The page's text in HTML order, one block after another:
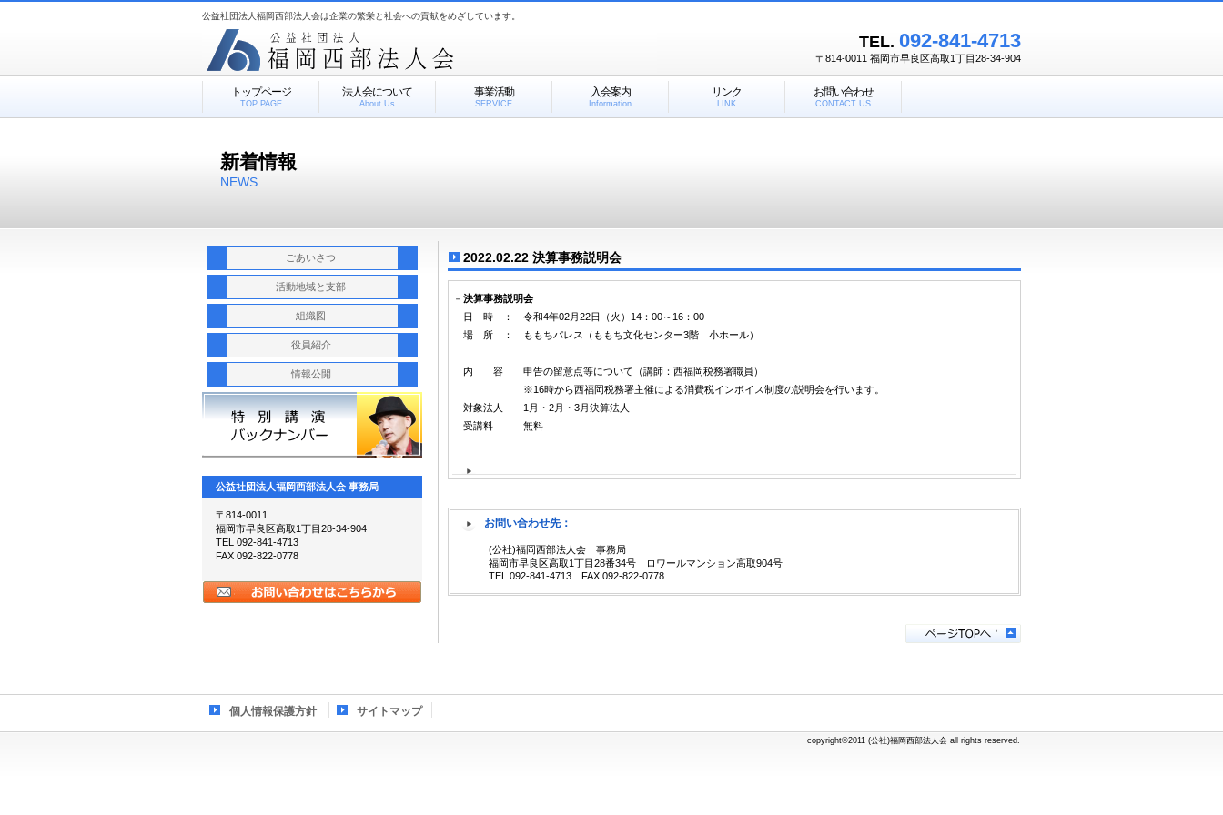
公益社団法人福岡西部法人会は企業の繁栄と社会への貢献をめざしています。
TEL. 092-841-4713
〒814-0011 福岡市早良区高取1丁目28-34-904
新着情報
NEWS
2022.02.22 決算事務説明会
－決算事務説明会
日 時 ： 令和4年02月22日（火）14：00～16：00
場 所 ： ももちパレス（ももち文化センター3階 小ホール）
内 容 申告の留意点等について（講師：西福岡税務署職員）
※16時から西福岡税務署主催による消費税インボイス制度の説明会を行います。
対象法人 1月・2月・3月決算法人
受講料 無料
お問い合わせ先：
(公社)福岡西部法人会 事務局
福岡市早良区高取1丁目28番34号 ロワールマンション高取904号
TEL.092-841-4713 FAX.092-822-0778
トップページ
TOP PAGE
法人会について
About Us
事業活動
SERVICE
入会案内
Information
リンク
LINK
お問い合わせ
CONTACT US
ごあいさつ
活動地域と支部
組織図
役員紹介
情報公開
公益社団法人福岡西部法人会 事務局
〒814-0011
福岡市早良区高取1丁目28-34-904
TEL 092-841-4713
FAX 092-822-0778
copyright©2011 (公社)福岡西部法人会 all rights reserved.
個人情報保護方針 サイトマップ